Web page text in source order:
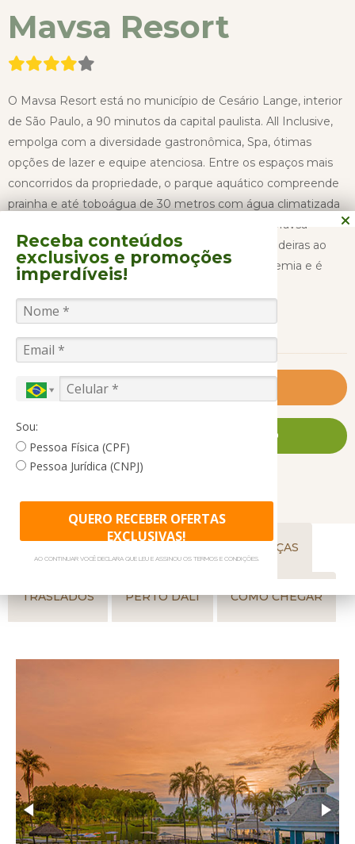
Mavsa Resort
O Mavsa Resort está no município de Cesário Lange, interior
de São Paulo, a 90 minutos da capital paulista. All Inclusive,
empolga com a diversidade gastronômica, Spa, ótimas
opções de lazer e equipe atenciosa. Entre os espaços mais
concorridos da propriedade, o parque aquático compreende
prainha e até toboágua de 30 metros com água climatizada
(a temperatura é de aproximadamente 25ºC). O Mavsa
também possui piscina, com diversas espreguiçadeiras ao
seu redor e uma indoor que fica na área da academia e é
aquecida.
A propriedade conta ainda com um lago que, além de
garantir um charme extra ao ambiente, permite pescaria e
tem pedalinhos, caiaque e pranchas de stand-up paddle
disponíveis sem custos extras. Já em terra firme, as opções
de diversão incluem rapel, arvorismo, tirolesa, trapézio ou
área para arco e flecha, além de salão de jogos, campo de
futebol society, quadra de futebol e vôlei de areia.
Por outro lado, se a ideia é um programa mais tranquilo,
melhor optar pela Tenda Zen, o Spa que oferece diversos
tratamentos, como uma massagem antiestresse, por
nossas promoções de viagens para feriados, Natal, Réveillon,
férias de janeiro e férias de julho. Temos pacotes especiais
CONTINUAR LENDO
FALE CONOSCO AGORA MESMO
GALERIA DE FOTOS GASTRONOMIA
PARA CRIANÇAS
TRASLADOS PERTO DALI COMO CHEGAR
Receba conteúdos
exclusivos e promoções
imperdíveis!
Sou:
Pessoa Física (CPF)
Pessoa Jurídica (CNPJ)
QUERO RECEBER OFERTAS
EXCLUSIVAS!
AO CONTINUAR VOCÊ DECLARA QUE LEU E ASSINOU OS TERMOS E CONDIÇÕES.